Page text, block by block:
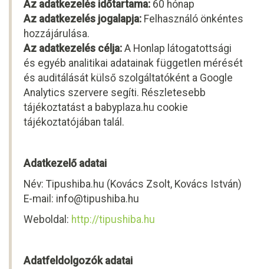
Az adatkezelés időtartama: 60 hónap
Az adatkezelés jogalapja: Felhasználó önkéntes
hozzájárulása.
Az adatkezelés célja: A Honlap látogatottsági
és egyéb analitikai adatainak független mérését
és auditálását külső szolgáltatóként a Google
Analytics szervere segíti. Részletesebb
tájékoztatást a babyplaza.hu cookie
tájékoztatójában talál.
Adatkezelő adatai
Név: Tipushiba.hu (Kovács Zsolt, Kovács István)
E-mail: info@tipushiba.hu
Weboldal: http://tipushiba.hu
Adatfeldolgozók adatai